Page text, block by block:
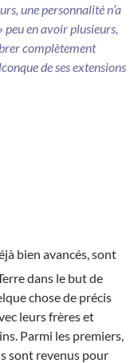
une personnalité n’a
peu en avoir plusieurs,
complètement
de ses extensions
bien avancés, sont
dans le but de
chose de précis
leurs frères et
Parmi les premiers,
sont revenus pour